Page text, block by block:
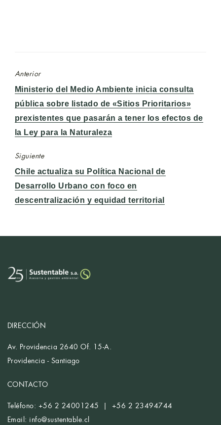
Anterior
Entrada
anterior:
Ministerio del Medio Ambiente inicia consulta
pública sobre listado de «Sitios Prioritarios»
prexistentes que pasarán a tener los efectos de
la Ley para la Naturaleza
Siguiente
Entrada
siguiente:
Chile actualiza su Política Nacional de
Desarrollo Urbano con foco en
descentralización y equidad territorial
DIRECCIÓN
Av. Providencia 2640 Of. 15-A.
Providencia - Santiago
CONTACTO
Teléfono: +56 2 24001245 | +56 2 23494744
Email: info@sustentable.cl